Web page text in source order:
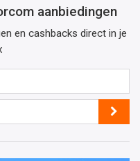
aanbiedingen
en cashbacks direct in je